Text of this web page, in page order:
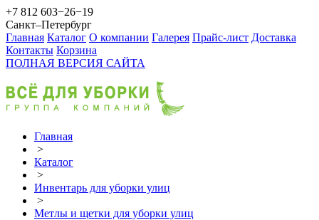
+7 812 603−26−19
Санкт–Петербург
Главная Каталог О компании Галерея Прайс-лист Доставка
Контакты Корзина
ПОЛНАЯ ВЕРСИЯ САЙТА
Главная
>
Каталог
>
Инвентарь для уборки улиц
>
Метлы и щетки для уборки улиц